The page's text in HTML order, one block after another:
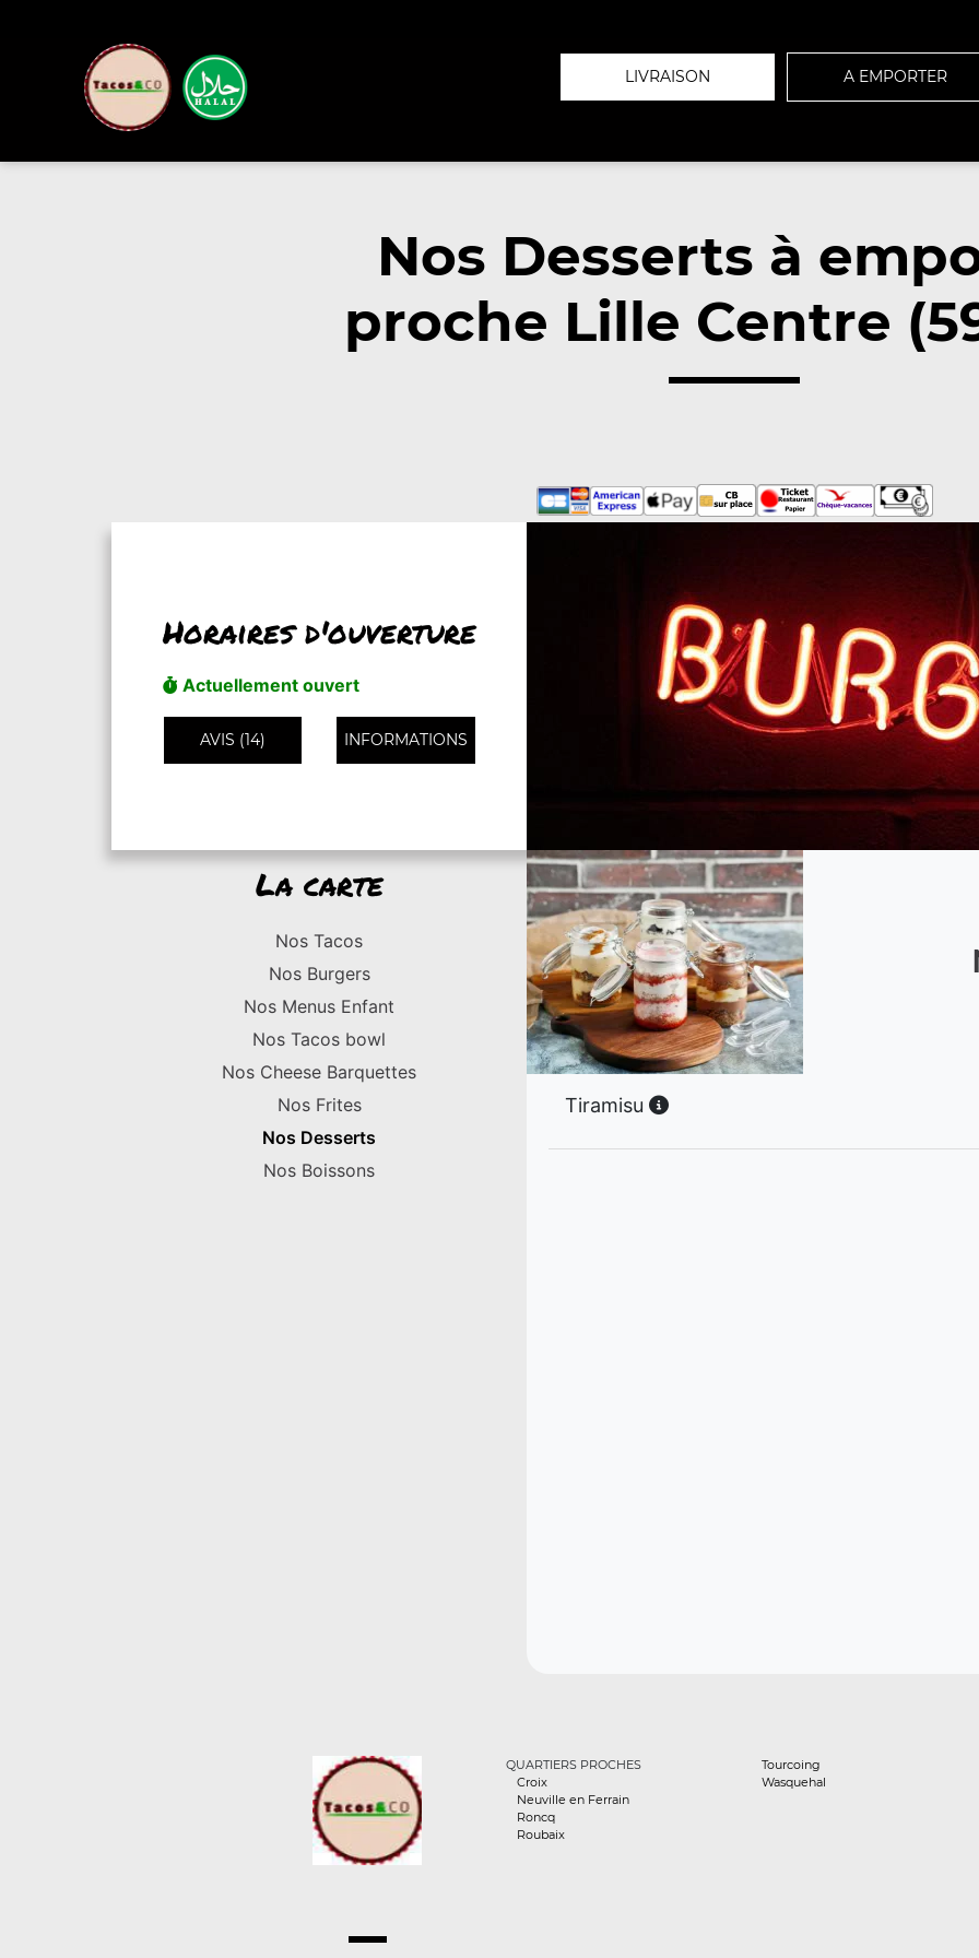
LIVRAISON A EMPORTER
Nos Desserts à
proche Lille Centre
Horaires d'ouverture
Actuellement ouvert
AVIS (14) INFORMATIONS
La carte
Nos Tacos
Nos Burgers
Nos Menus Enfant
Nos Tacos bowl
Nos Cheese Barquettes
Nos Frites
Nos Desserts
Nos Boissons
Tiramisu
QUARTIERS PROCHES
Croix
Neuville en Ferrain
Roncq
Roubaix
Tourcoing
Wasquehal